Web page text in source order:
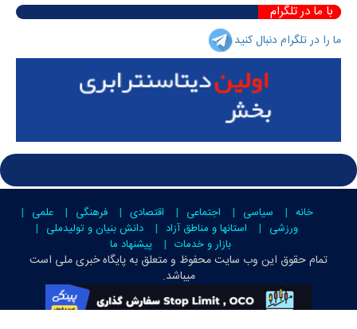
با ما در تلگرام
ما را در تلگرام دنبال کنید
خانه سیاسی اجتماعی اقتصادی فرهنگی
علمی
ورزشی
استانها و مناطق آزاد
دانش بنیان و تولیدملی
بازار و خدمات
پیشنهاد ما
تمام حقوق این وب سایت محفوظ و متعلق بهپایگاه خبری ملی است
میباشد.